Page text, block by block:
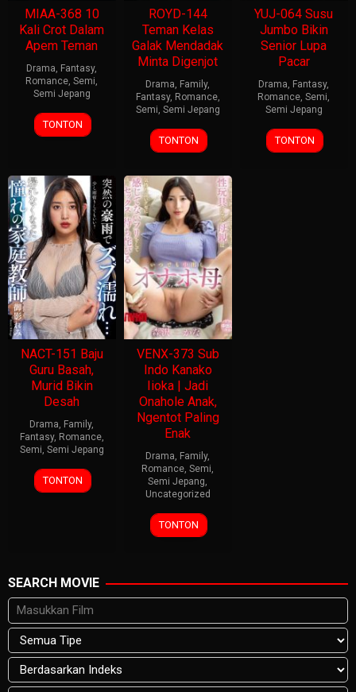
MIAA-368 10
Kali Crot Dalam
Apem Teman
Drama, Fantasy,
Romance,Semi,
Semi Jepang
TONTON
ROYD-144
Teman Kelas
Galak Mendadak
Minta Digenjot
Drama, Family,
Fantasy, Romance,
Semi, Semi Jepang
TONTON
YUJ-064 Susu
Jumbo Bikin
Senior Lupa
Pacar
Drama, Fantasy,
Romance,Semi,
Semi Jepang
TONTON
NACT-151 Baju
Guru Basah,
Murid Bikin
Desah
Drama, Family,
Fantasy, Romance,
Semi, Semi Jepang
TONTON
VENX-373 Sub
Indo Kanako
Iioka | Jadi
Onahole Anak,
Ngentot Paling
Enak
Drama, Family,
Romance,Semi,
Semi Jepang,
Uncategorized
TONTON
SEARCH MOVIE